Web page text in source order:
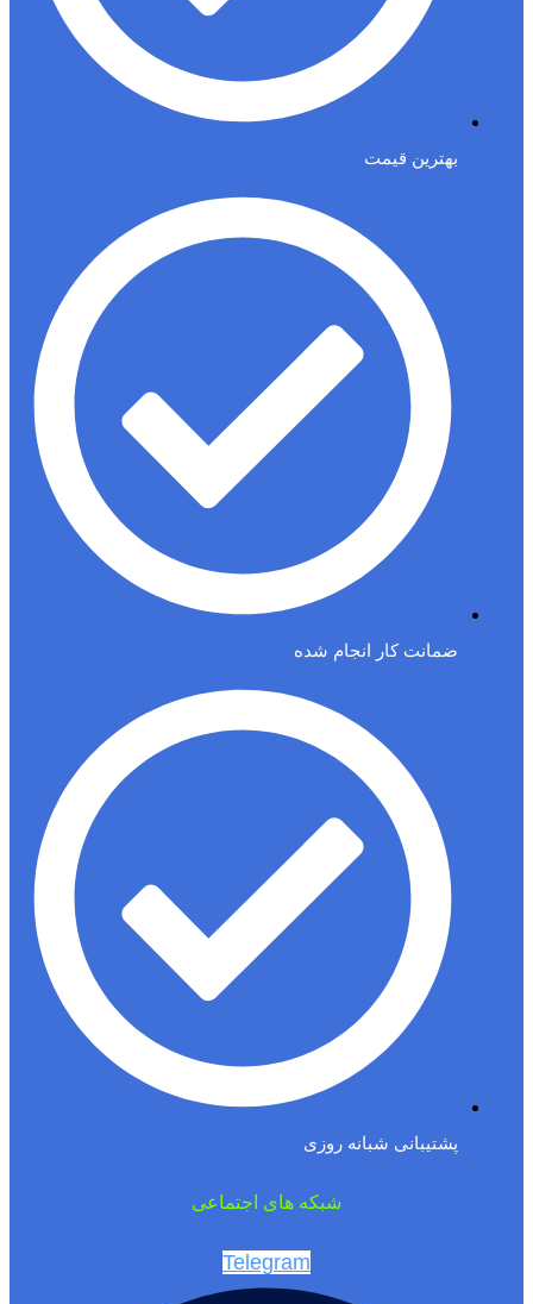
بهترین قیمت
ضمانت کار انجام شده
پشتیبانی شبانه روزی
شبکه های اجتماعی
Telegram